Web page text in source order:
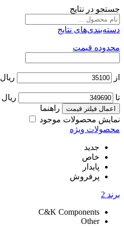
جستجو در نتایج
دسته‌بندی‌های نتایج
محدوده قیمت
از ریال
تا ریال
اعمال فیلتر قیمت
راهنما
نمایش محصولات موجود
محصولات ویژه
جدید
خاص
پایدار
پرفروش
برند 2
C&K Components
Other